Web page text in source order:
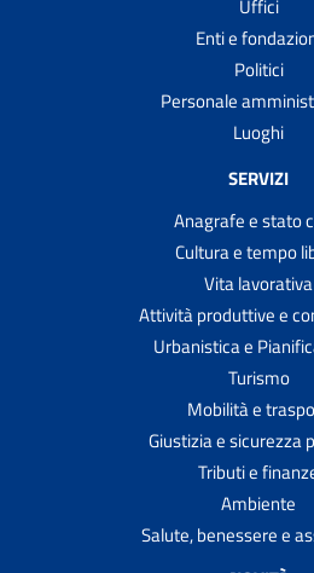
Uffici
Enti e
Politici
Personale
Luoghi
SERVIZI
Anagrafe e stato
Cultura e tempo
Vita lavorativa
Attività produttive e
Urbanistica e
Turismo
Mobilità e
Giustizia e sicurezza
Tributi e
Ambiente
Salute, benessere e